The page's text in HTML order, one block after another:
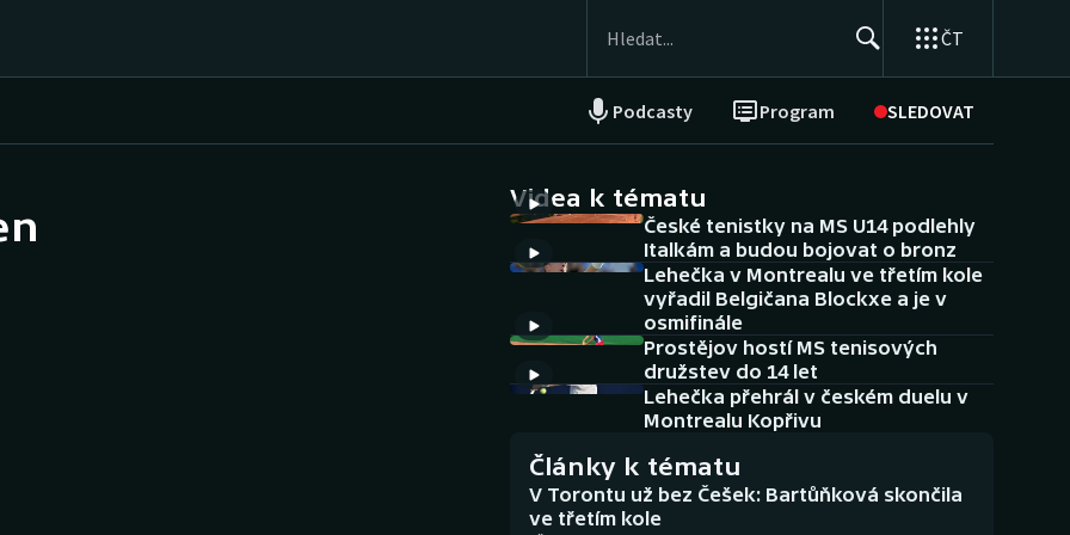
ČT
Podcasty Program SLEDOVAT
NEPŘEHLÉDNĚTE
Historické návraty
Aplikace ČT sport
AZ kvíz
Videa k tématu
České tenistky na MS U14 podlehly
Italkám a budou bojovat o bronz
Lehečka v Montrealu ve třetím kole
vyřadil Belgičana Blockxe a je v
osmifinále
Prostějov hostí MS tenisových
družstev do 14 let
Lehečka přehrál v českém duelu v
Montrealu Kopřivu
Články k tématu
V Torontu už bez Češek: Bartůňková skončila
ve třetím kole